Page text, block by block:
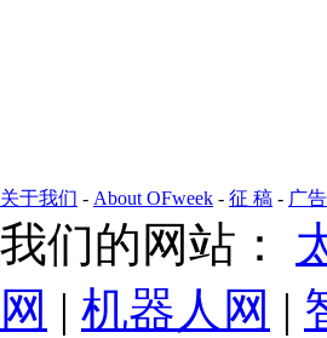
关于我们 - About OFweek - 征 稿 - 广
我们的网站：
网 | 机器人网 |